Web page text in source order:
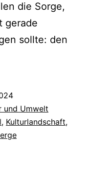
die Sorge,
gerade
sollte: den
und Umwelt
, Kulturlandschaft,